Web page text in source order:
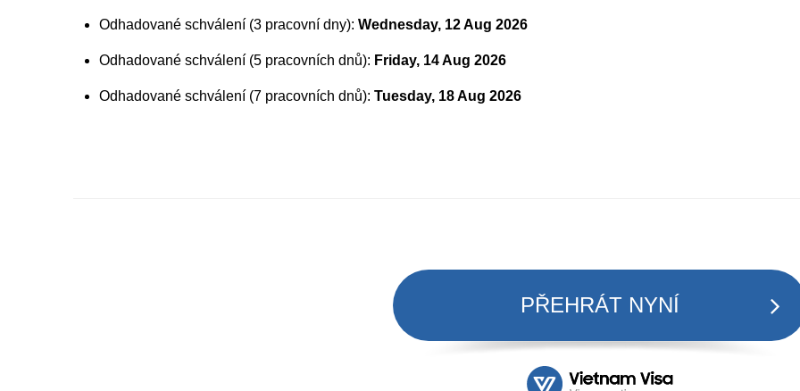
Odhadované schválení (3 pracovní dny): Wednesday, 12 Aug 2026
Odhadované schválení (5 pracovních dnů): Friday, 14 Aug 2026
Odhadované schválení (7 pracovních dnů): Tuesday, 18 Aug 2026
PŘEHRÁT NYNÍ